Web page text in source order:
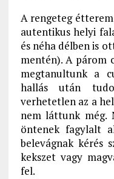
A rengeteg
autentikus helyi
és néha délben is
mentén). A párom
megtanultunk a
hallás után
verhetetlen az a
nem láttunk még.
öntenek fagylalt
belevágnak kérés
kekszet vagy
fel.